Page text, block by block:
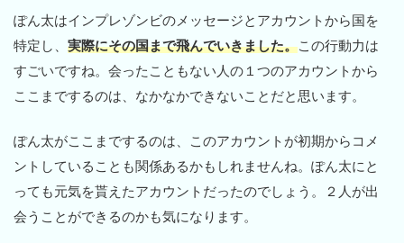
ぽん太はインプレゾンビのメッセージとアカウントから国を
特定し、 実際にその国まで飛んでいきました。この行動力は
すごいですね。会ったこともない人の１つのアカウントから
ここまでするのは、なかなかできないことだと思います。
ぽん太がここまでするのは、このアカウントが初期からコメ
ントしていることも関係あるかもしれませんね。ぽん太にと
っても元気を貰えたアカウントだったのでしょう。２人が出
会うことができるのかも気になります。